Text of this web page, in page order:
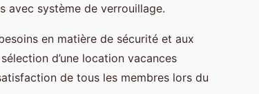
avec système de verrouillage.
en matière de sécurité et aux
d’une location vacances
de tous les membres lors du